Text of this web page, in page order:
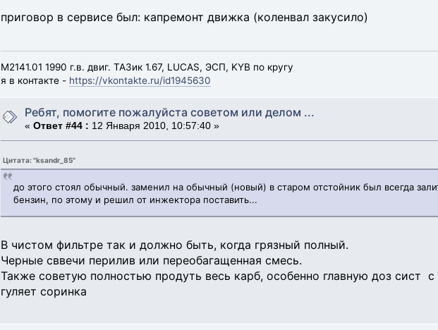
приговор в сервисе был: капремонт движка (коленвал закусило)
М2141.01 1990 г.в. двиг. ТАЗик 1.67, LUCAS, ЭСП, KYB по кругу
я в контакте - https://vkontakte.ru/id1945630
Ребят, помогите пожалуйста советом или делом ...
« Ответ #44 : 12 Января 2010, 10:57:40 »
Цитата: "ksandr_85"
до этого стоял обычный. заменил на обычный (новый) в старом отстойник был всегда
бензин, по этому и решил от инжектора поставить...
В чистом фильтре так и должно быть, когда грязный полный.
Черные сввечи перилив или переобагащенная смесь.
Также советую полностью продуть весь карб, особенно главную доз сист
гуляет соринка